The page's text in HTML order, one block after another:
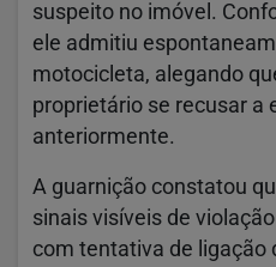
suspeito no imóvel.
ele admitiu
motocicleta, alegando
proprietário se recusar a
anteriormente.
A guarnição constatou
sinais visíveis de
com tentativa de ligação